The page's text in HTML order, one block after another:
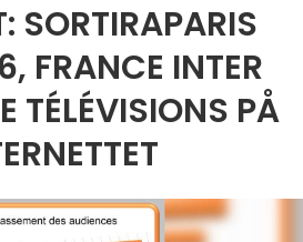
SORTIRAPARIS
FRANCE INTER
TÉLÉVISIONS PÅ